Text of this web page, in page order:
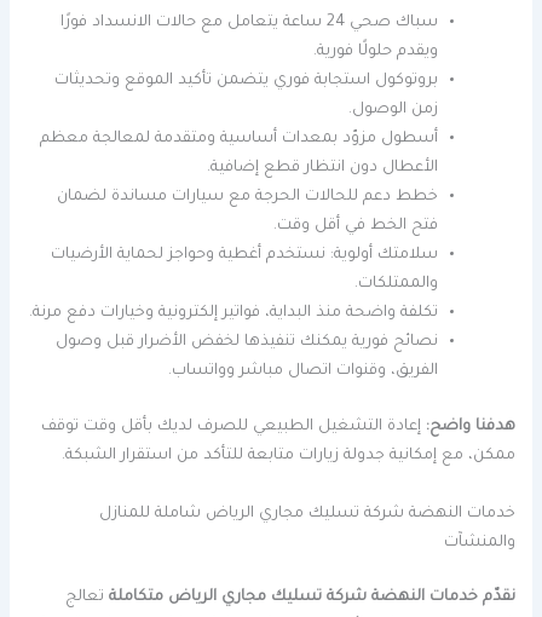
سباك صحي 24 ساعة يتعامل مع حالات الانسداد فورًا
ويقدم حلولًا فورية.
بروتوكول استجابة فوري يتضمن تأكيد الموقع وتحديثات
زمن الوصول.
أسطول مزوّد بمعدات أساسية ومتقدمة لمعالجة معظم
الأعطال دون انتظار قطع إضافية.
خطط دعم للحالات الحرجة مع سيارات مساندة لضمان
فتح الخط في أقل وقت.
سلامتك أولوية: نستخدم أغطية وحواجز لحماية الأرضيات
والممتلكات.
تكلفة واضحة منذ البداية، فواتير إلكترونية وخيارات دفع مرنة.
نصائح فورية يمكنك تنفيذها لخفض الأضرار قبل وصول
الفريق، وقنوات اتصال مباشر وواتساب.
هدفنا واضح: إعادة التشغيل الطبيعي للصرف لديك بأقل وقت توقف
ممكن، مع إمكانية جدولة زيارات متابعة للتأكد من استقرار الشبكة.
خدمات النهضة شركة تسليك مجاري الرياض شاملة للمنازل
والمنشآت
نقدّم خدمات النهضة شركة تسليك مجاري الرياض متكاملة تعالج